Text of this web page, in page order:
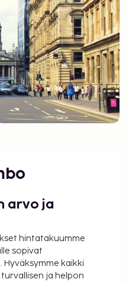
arvo ja
hintatakuumme
sopivat
kaikki
ja helpon